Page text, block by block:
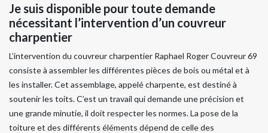
Je suis disponible pour toute demande
nécessitant l’intervention d’un couvreur
charpentier
L’intervention du couvreur charpentier Raphael Roger Couvreur 69
consiste à assembler les différentes pièces de bois ou métal et à
les installer. Cet assemblage, appelé charpente, est destiné à
soutenir les toits. C’est un travail qui demande une précision et
une grande minutie, il doit respecter les normes. La pose de la
toiture et des différents éléments dépend de celle des